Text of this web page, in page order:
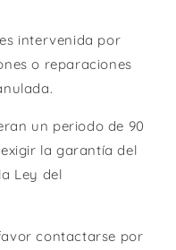
intervenida por
o reparaciones
un periodo de 90
la garantía del
Ley del
contactarse por